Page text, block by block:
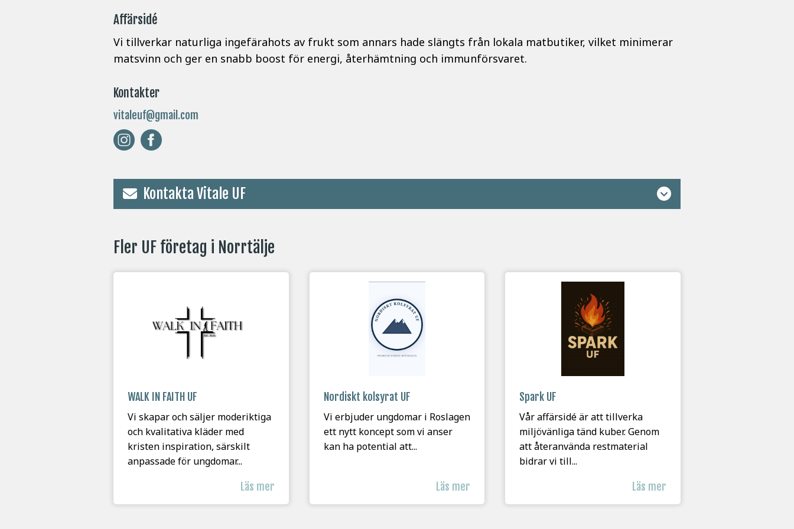
Affärsidé
Vi tillverkar naturliga ingefärahots av frukt som annars hade slängts från lokala matbutiker, vilket minimerar
matsvinn och ger en snabb boost för energi, återhämtning och immunförsvaret.
Kontakter
vitaleuf@gmail.com
Kontakta Vitale UF
Fler UF företag i Norrtälje
WALK IN FAITH UF
Vi skapar och säljer moderiktiga
och kvalitativa kläder med
kristen inspiration, särskilt
anpassade för ungdomar...
Läs mer
Nordiskt kolsyrat UF
Vi erbjuder ungdomar i Roslagen
ett nytt koncept som vi anser
kan ha potential att...
Läs mer
Spark UF
Vår affärsidé är att tillverka
miljövänliga tänd kuber. Genom
att återanvända restmaterial
bidrar vi till...
Läs mer